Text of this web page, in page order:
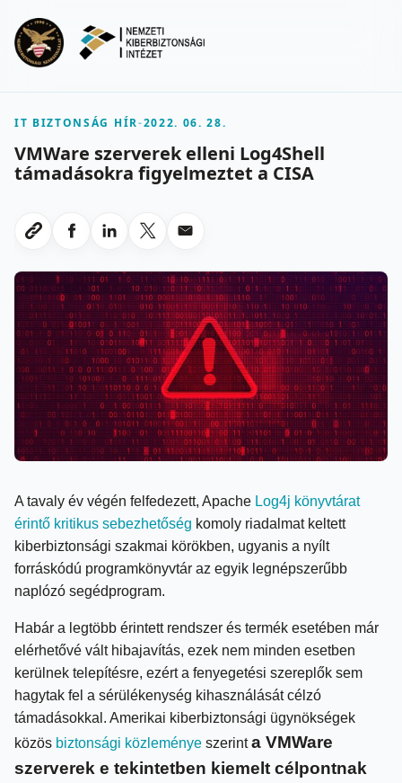
IT BIZTONSÁG HÍR-2022. 06. 28.
VMWare szerverek elleni Log4Shell
támadásokra figyelmeztet a CISA
Link masolasa
Megosztas Facebookon
Megosztas LinkedInen
Megosztas X-en
Megosztas emailben
A tavaly év végén felfedezett, Apache Log4j könyvtárat
érintő kritikus sebezhetőség komoly riadalmat keltett
kiberbiztonsági szakmai körökben, ugyanis a nyílt
forráskódú programkönyvtár az egyik legnépszerűbb
naplózó segédprogram.
Habár a legtöbb érintett rendszer és termék esetében már
elérhetővé vált hibajavítás, ezek nem minden esetben
kerülnek telepítésre, ezért a fenyegetési szereplők sem
hagytak fel a sérülékenység kihasználását célzó
támadásokkal. Amerikai kiberbiztonsági ügynökségek
közös biztonsági közleménye szerinta VMWare
szerverek e tekintetben kiemelt célpontnak